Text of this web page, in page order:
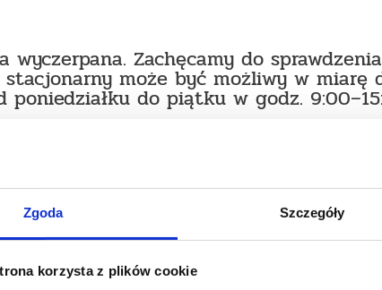
Zgoda Szczegóły
korzysta z plików cookie
wyczerpana. Zachęcamy do
może być możliwy w
poniedziałku do piątku w godz.